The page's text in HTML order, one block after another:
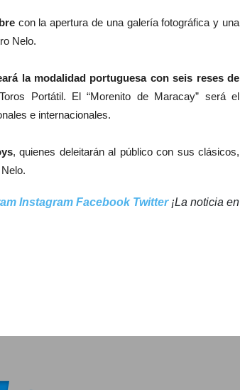
con la apertura de una galería fotográfica y una
Nelo.
la modalidad portuguesa con seis reses de
Portátil. El “Morenito de Maracay” será el
e internacionales.
, quienes deleitarán al público con sus clásicos,
Instagram Facebook Twitter¡La noticia en